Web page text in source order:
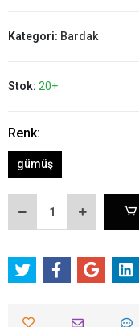
Kategori: Bardak
Stok: 20+
Renk:
gümüş